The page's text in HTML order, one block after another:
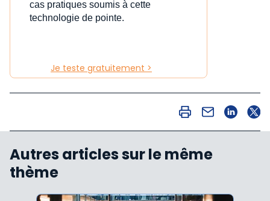
cas pratiques soumis à cette
technologie de pointe.
Je teste gratuitement >
Autres articles sur le même
thème